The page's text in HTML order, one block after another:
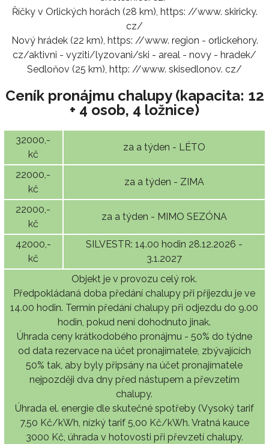
Říčky v Orlických horách (28 km), https: //www. skiricky.
cz/
Nový hrádek (22 km), https: //www. region - orlickehory.
cz/aktivni - vyziti/lyzovani/ski - areal - novy - hradek/
Sedloňov (25 km), http: //www. skisedlonov. cz/
Ceník pronájmu chalupy (kapacita: 12
+ 4 osob, 4 ložnice)
32000,-
kč
za a týden - LÉTO
22000,-
kč
za a týden - ZIMA
22000,-
kč
za a týden - MIMO SEZÓNA
42000,-
kč
SILVESTR: 14.00 hodin 28.12.2026 -
3.1.2027
Objekt je v provozu celý rok.
Předpokládaná doba předání chalupy při příjezdu je ve
14.00 hodin. Termín předání chalupy při odjezdu do 9.00
hodin, pokud není dohodnuto jinak.
Úhrada ceny krátkodobého pronájmu - 50% do týdne
od data rezervace na účet pronajímatele, zbývajících
50% tak, aby byly připsány na účet pronajímatele
nejpozději dva dny před nástupem a převzetím
chalupy.
Úhrada el. energie dle skutečné spotřeby (Vysoký tarif
7,50 Kč/kWh, nízký tarif 5,00 Kč/kWh. Vratná kauce
3000 Kč, úhrada v hotovosti při převzetí chalupy.